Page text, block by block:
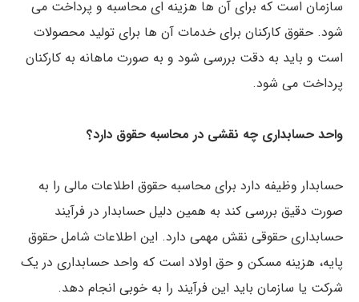
سازمان است که برای آن ها هزینه ای محاسبه و پرداخت می
شود. حقوق کارکنان برای خدمات آن ها برای تولید محصولات
است و باید به دقت بررسی شود و به صورت ماهانه به کارکنان
پرداخت می شود.
واحد حسابداری چه نقشی در محاسبه حقوق دارد؟
حسابدار وظیفه دارد برای محاسبه حقوق اطلاعات مالی را به
صورت دقیق بررسی کند به همین دلیل حسابدار در فرآیند
حسابداری حقوقی نقش مهمی دارد. این اطلاعات شامل حقوق
پایه، هزینه مسکن و حق اولاد است که واحد حسابداری در یک
شرکت یا سازمان باید این فرآیند را به خوبی انجام دهد.